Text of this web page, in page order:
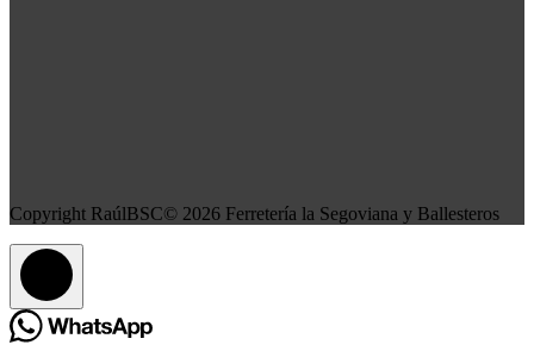
Copyright RaúlBSC© 2026 Ferretería la Segoviana y Ballesteros